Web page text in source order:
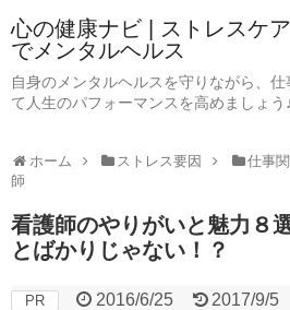
心の健康ナビ | ストレスケ
でメンタルヘルス
自身のメンタルヘルスを守りながら、
て人生のパフォーマンスを高めましょう
ホーム ストレス要因 仕事
師
看護師のやりがいと魅力８
とばかりじゃない！？
PR 2016/6/25 2017/9/5